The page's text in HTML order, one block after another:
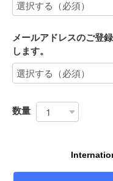
メールアドレスのご登
します。
数量